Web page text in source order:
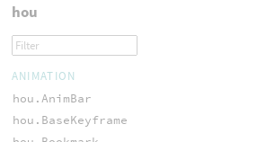
hou
ANIMATION
hou.AnimBar
hou.BaseKeyframe